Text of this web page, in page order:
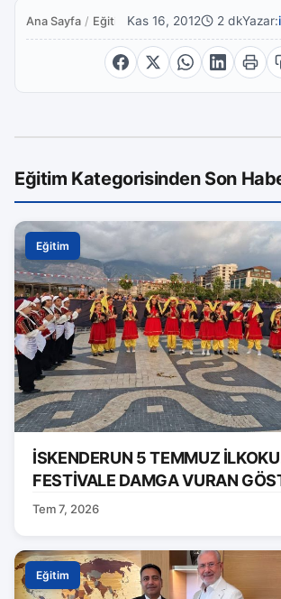
Ana Sayfa / Eğitim Kas 16, 2012 2 dkYazar:
Eğitim Kategorisinden Son
Eğitim
İSKENDERUN 5 TEMMUZ
FESTİVALE DAMGA VURAN
Tem 7, 2026
Eğitim